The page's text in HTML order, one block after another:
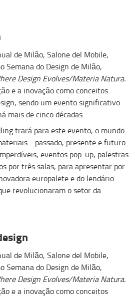
de Milão, Salone del Mobile,
Semana do Design de Milão,
Design Evolves/Materia Natura.
e a inovação como conceitos
sendo um evento significativo
mais de cinco décadas.
trará para este evento, o mundo
- passado, presente e futuro
eventos pop-up, palestras
por três salas, para apresentar por
europalete e do lendário
revolucionaram o setor da
de Milão, Salone del Mobile,
Semana do Design de Milão,
Design Evolves/Materia Natura.
e a inovação como conceitos